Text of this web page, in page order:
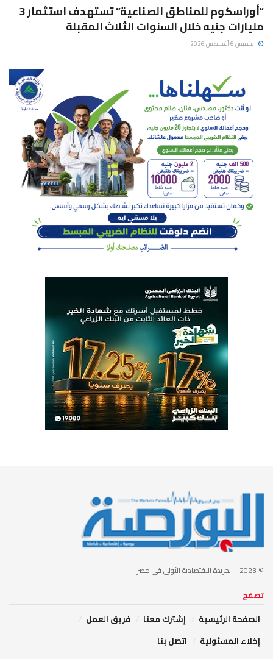
“أوراسكوم للمناطق الصناعية” تستهدف استثمار 3
مليارات جنيه خلال السنوات الثلاث المقبلة
الخميس 6 أغسطس 2026
© 2023 - الجريدة الاقتصادية الأولى في مصر
تصفح
الصفحة الرئيسية
إشترك معنا
فريق العمل
إخلاء المسئولية
اتصل بنا